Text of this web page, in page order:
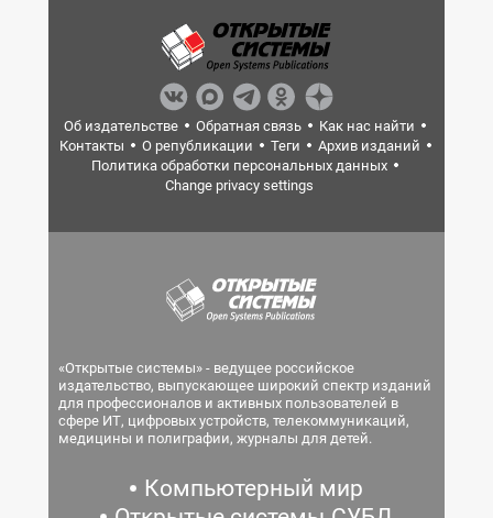
Об издательстве Обратная связь
Как нас найти
Контакты
О републикации Теги
Архив изданий
Политика обработки персональных данных
Change privacy settings
«Открытые системы» - ведущее российское
издательство, выпускающее широкий спектр изданий
для профессионалов и активных пользователей в
сфере ИТ, цифровых устройств, телекоммуникаций,
медицины и полиграфии, журналы для детей.
Компьютерный мир